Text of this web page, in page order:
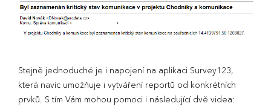
Stejně jednoduché je i napojení na aplikaci Survey123,
která navíc umožňuje i vytváření reportů od konkrétních
prvků. S tím Vám mohou pomoci i následující dvě videa: